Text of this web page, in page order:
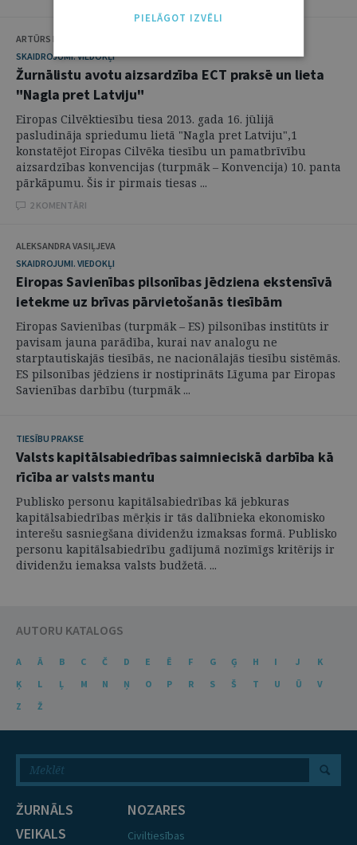
ARTŪRS KUČS, LINDA BĪRIŅA
SKAIDROJUMI. VIEDOKĻI
Žurnālistu avotu aizsardzība ECT praksē un lieta
"Nagla pret Latviju"
Eiropas Cilvēktiesību tiesa 2013. gada 16. jūlijā
pasludināja spriedumu lietā "Nagla pret Latviju",1
konstatējot Eiropas Cilvēka tiesību un pamatbrīvību
aizsardzības konvencijas (turpmāk – Konvencija) 10. panta
pārkāpumu. Šis ir pirmais tiesas ...
2 KOMENTĀRI
ALEKSANDRA VASIĻJEVA
SKAIDROJUMI. VIEDOKĻI
Eiropas Savienības pilsonības jēdziena ekstensīvā
ietekme uz brīvas pārvietošanās tiesībām
Eiropas Savienības (turpmāk – ES) pilsonības institūts ir
pavisam jauna parādība, kurai nav analogu ne
starptautiskajās tiesībās, ne nacionālajās tiesību sistēmās.
ES pilsonības jēdziens ir nostiprināts Līguma par Eiropas
Savienības darbību (turpmāk ...
TIESĪBU PRAKSE
Valsts kapitālsabiedrības saimnieciskā darbība kā
rīcība ar valsts mantu
Publisko personu kapitālsabiedrības kā jebkuras
kapitālsabiedrības mērķis ir tās dalībnieka ekonomisko
interešu sasniegšana dividenžu izmaksas formā. Publisko
personu kapitālsabiedrību gadījumā nozīmīgs kritērijs ir
dividenžu iemaksa valsts budžetā. ...
AUTORU KATALOGS
A Ā B C Č D E Ē F G Ģ H I J
K
Ķ
L Ļ M N Ņ O P R S Š T U Ū
V
Z
Ž
ŽURNĀLS
VEIKALS
NOZARES
Civiltiesības
PIELĀGOT IZVĒLI